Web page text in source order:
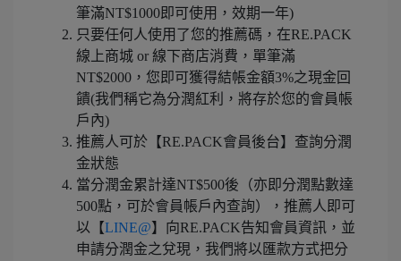
筆滿NT$1000即可使用，效期一年)
只要任何人使用了您的推薦碼，在RE.PACK
線上商城 or 線下商店消費，單筆滿
NT$2000，您即可獲得結帳金額3%之現金回
饋(我們稱它為分潤紅利，將存於您的會員帳
戶內)
推薦人可於【RE.PACK會員後台】查詢分潤
金狀態
當分潤金累計達NT$500後（亦即分潤點數達
500點，可於會員帳戶內查詢），推薦人即可
以【LINE@】向RE.PACK告知會員資訊，並
申請分潤金之兌現，我們將以匯款方式把分